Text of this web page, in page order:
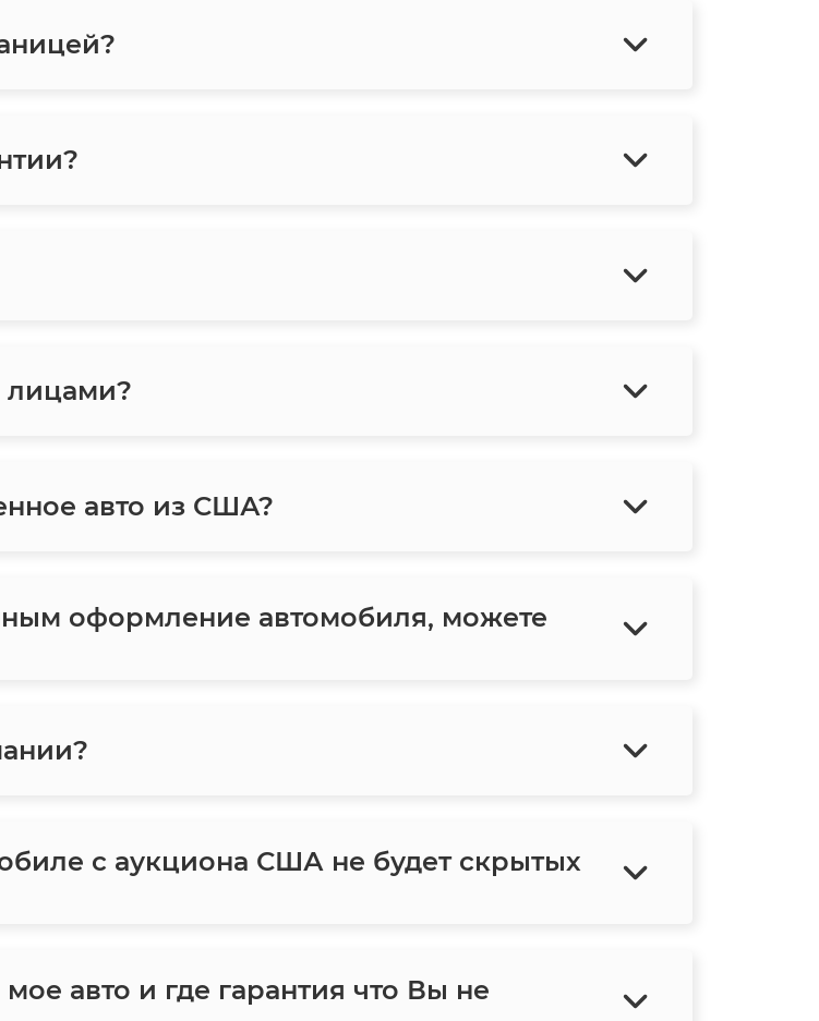
лицами?
авто из США?
оформление автомобиля, можете
с аукциона США не будет скрытых
авто и где гарантия что Вы не